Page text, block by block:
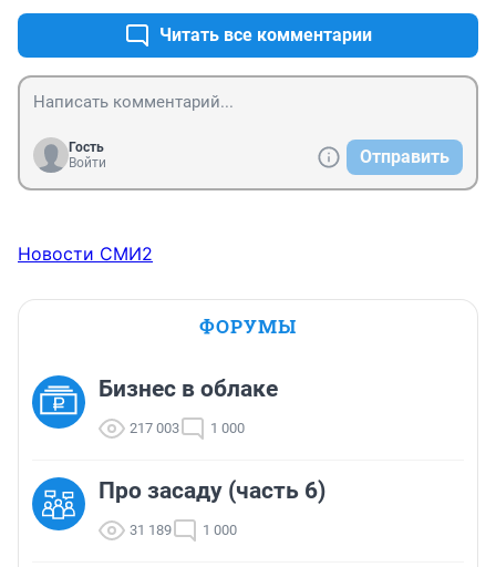
Читать все комментарии
Гость
Войти
Отправить
Новости СМИ2
ФОРУМЫ
Бизнес в облаке
217 003 1 000
Про засаду (часть 6)
31 189 1 000